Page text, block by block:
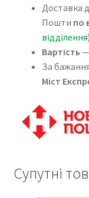
Доставка
Пошти по
відділення)
Вартість
За
Міст
Супутні